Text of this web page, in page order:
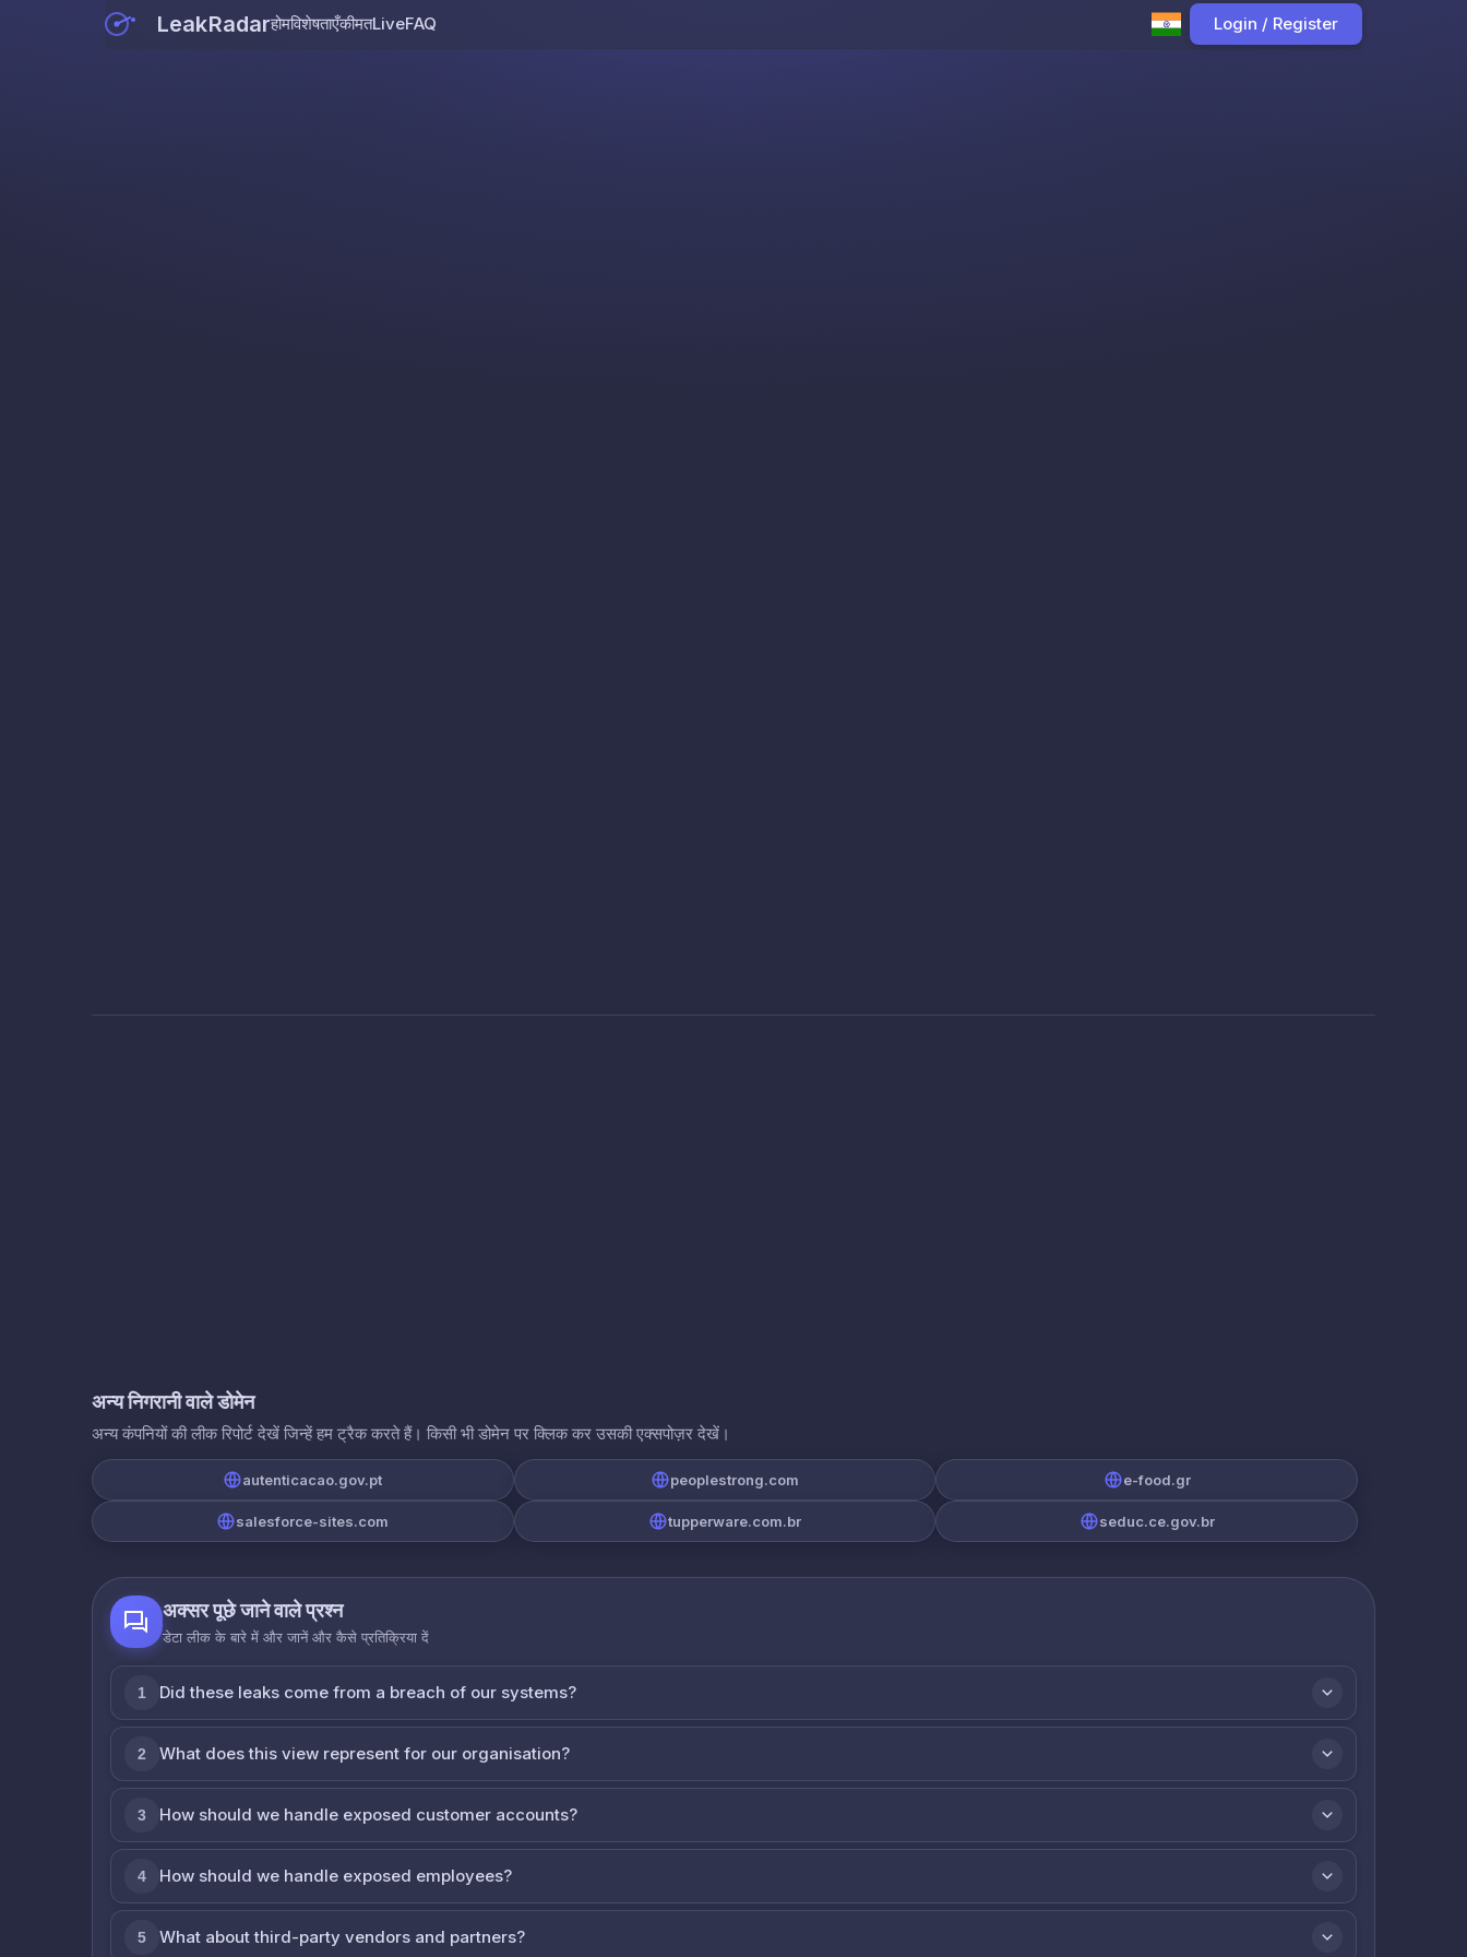
LeakRadarहोमविशेषताएँकीमतLiveFAQ Login / Register
अन्य निगरानी वाले डोमेन
अन्य कंपनियों की लीक रिपोर्ट देखें जिन्हें हम ट्रैक करते हैं। किसी भी डोमेन पर क्लिक कर उसकी एक्सपोज़र देखें।
autenticacao.gov.pt peoplestrong.com e-food.gr
salesforce-sites.com tupperware.com.br seduc.ce.gov.br
अक्सर पूछे जाने वाले प्रश्न
डेटा लीक के बारे में और जानें और कैसे प्रतिक्रिया दें
1 Did these leaks come from a breach of our systems?
2 What does this view represent for our organisation?
3 How should we handle exposed customer accounts?
4 How should we handle exposed employees?
5 What about third-party vendors and partners?